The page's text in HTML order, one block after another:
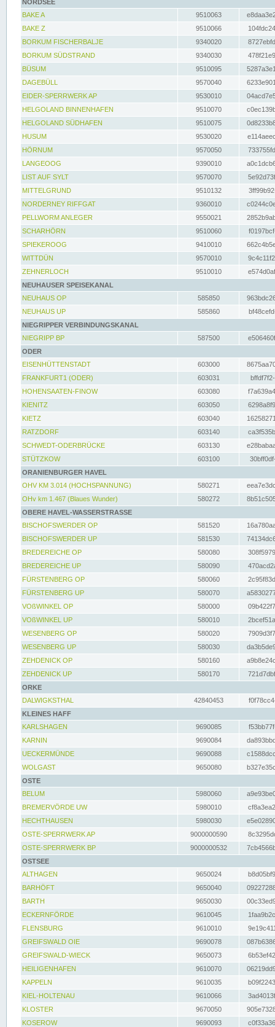
NORDSEE
BAKE A
9510063
BAKE Z
9510066
BORKUM FISCHERBALJE
9340020
BORKUM SÜDSTRAND
9340030
BÜSUM
9510095
DAGEBÜLL
9570040
EIDER-SPERRWERK AP
9530010
HELGOLAND BINNENHAFEN
9510070
HELGOLAND SÜDHAFEN
9510075
HUSUM
9530020
HÖRNUM
9570050
LANGEOOG
9390010
LIST AUF SYLT
9570070
MITTELGRUND
9510132
NORDERNEY RIFFGAT
9360010
PELLWORM ANLEGER
9550021
SCHARHÖRN
9510060
SPIEKEROOG
9410010
WITTDÜN
9570010
ZEHNERLOCH
9510010
NEUHAUSER SPEISEKANAL
NEUHAUS OP
585850
NEUHAUS UP
585860
NIEGRIPPER VERBINDUNGSKANAL
NIEGRIPP BP
587500
ODER
EISENHÜTTENSTADT
603000
FRANKFURT1 (ODER)
603031
HOHENSAATEN-FINOW
603080
KIENITZ
603050
KIETZ
603040
RATZDORF
603140
SCHWEDT-ODERBRÜCKE
603130
STÜTZKOW
603100
ORANIENBURGER HAVEL
OHV KM 3.014 (HOCHSPANNUNG)
580271
OHv km 1.467 (Blaues Wunder)
580272
OBERE HAVEL-WASSERSTRASSE
BISCHOFSWERDER OP
581520
BISCHOFSWERDER UP
581530
BREDEREICHE OP
580080
BREDEREICHE UP
580090
FÜRSTENBERG OP
580060
FÜRSTENBERG UP
580070
VOßWINKEL OP
580000
VOßWINKEL UP
580010
WESENBERG OP
580020
WESENBERG UP
580030
ZEHDENICK OP
580160
ZEHDENICK UP
580170
ORKE
DALWIGKSTHAL
42840453
KLEINES HAFF
KARLSHAGEN
9690085
KARNIN
9690084
UECKERMÜNDE
9690088
WOLGAST
9650080
OSTE
BELUM
5980060
BREMERVÖRDE UW
5980010
HECHTHAUSEN
5980030
OSTE-SPERRWERK AP
9000000590
OSTE-SPERRWERK BP
9000000532
OSTSEE
ALTHAGEN
9650024
BARHÖFT
9650040
BARTH
9650030
ECKERNFÖRDE
9610045
FLENSBURG
9610010
GREIFSWALD OIE
9690078
GREIFSWALD-WIECK
9650073
HEILIGENHAFEN
9610070
KAPPELN
9610035
KIEL-HOLTENAU
9610066
KLOSTER
9670050
KOSEROW
9690093